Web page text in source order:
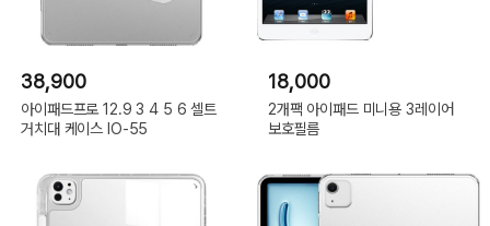
38,900
아이패드프로 12.9 3 4 5 6 셀트
거치대 케이스 IO-55
18,000
2개팩 아이패드 미니용 3레이어
보호필름